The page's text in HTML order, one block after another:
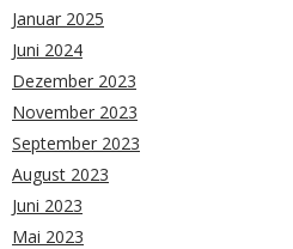
Januar 2025
Juni 2024
Dezember 2023
November 2023
September 2023
August 2023
Juni 2023
Mai 2023